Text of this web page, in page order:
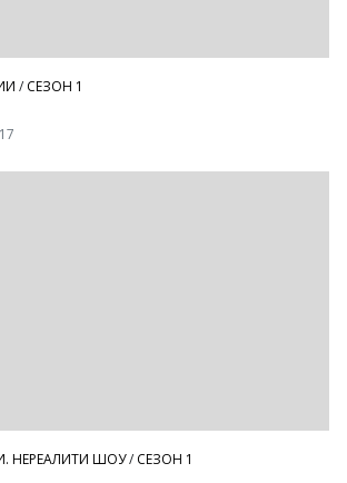
/ СЕЗОН 1
НЕРЕАЛИТИ ШОУ/ СЕЗОН 1